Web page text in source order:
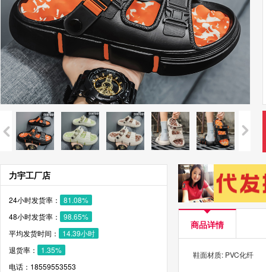
力宇工厂店
24小时发货率：
81.08%
48小时发货率：
98.65%
平均发货时间：
14.39小时
退货率：
1.35%
电话：18559553553
商品详情
鞋面材质: PVC化纤